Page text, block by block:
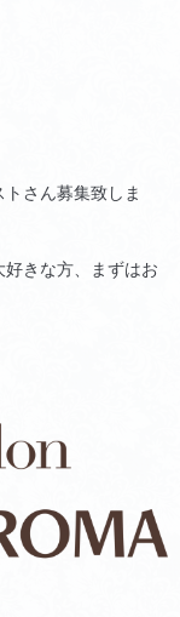
さん募集致しま
きな方、まずはお